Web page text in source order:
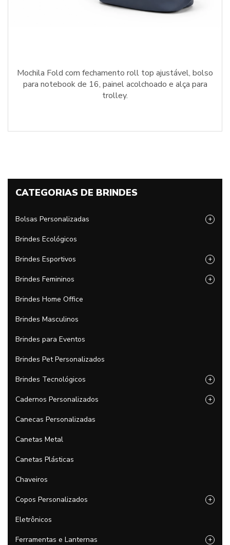
Mochila Fold com fechamento roll top ajustável, bolso
para notebook de 16, painel acolchoado e alça para
trolley.
CATEGORIAS DE BRINDES
Bolsas Personalizadas +
Brindes Ecológicos
Brindes Esportivos +
Brindes Femininos +
Brindes Home Office
Brindes Masculinos
Brindes para Eventos
Brindes Pet Personalizados
Brindes Tecnológicos +
Cadernos Personalizados +
Canecas Personalizadas
Canetas Metal
Canetas Plásticas
Chaveiros
Copos Personalizados +
Eletrônicos
Ferramentas e Lanternas +